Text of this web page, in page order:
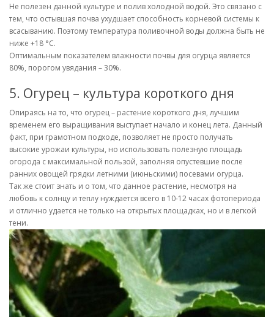
Не полезен данной культуре и полив холодной водой. Это связано с
тем, что остывшая почва ухудшает способность корневой системы к
всасыванию. Поэтому температура поливочной воды должна быть не
ниже +18 °С.
Оптимальным показателем влажности почвы для огурца является
80%, порогом увядания – 30%.
5. Огурец – культура короткого дня
Опираясь на то, что огурец – растение короткого дня, лучшим
временем его выращивания выступает начало и конец лета. Данный
факт, при грамотном подходе, позволяет не просто получать
высокие урожаи культуры, но использовать полезную площадь
огорода с максимальной пользой, заполняя опустевшие после
ранних овощей грядки летними (июньскими) посевами огурца.
Так же стоит знать и о том, что данное растение, несмотря на
любовь к солнцу и теплу нуждается всего в 10-12 часах фотопериода
и отлично удается не только на открытых площадках, но и в легкой
тени.